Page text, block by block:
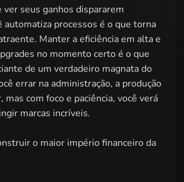
ver seus ganhos dispararem
automatiza processos é o que torna
Manter a eficiência em alta e
no momento certo é o que
de um verdadeiro magnata do
errar na administração, a produção
mas com foco e paciência, você verá
marcas incríveis.
o maior império financeiro da